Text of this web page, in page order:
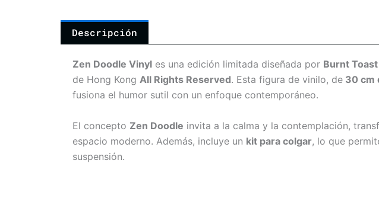
Descripción
Zen Doodle Vinyl es una edición limitada diseñada por Burnt Toast
de Hong Kong All Rights Reserved. Esta figura de vinilo, de 30 cm
fusiona el humor sutil con un enfoque contemporáneo.
El concepto Zen Doodle invita a la calma y la contemplación,
espacio moderno. Además, incluye un kit para colgar, lo que
suspensión.